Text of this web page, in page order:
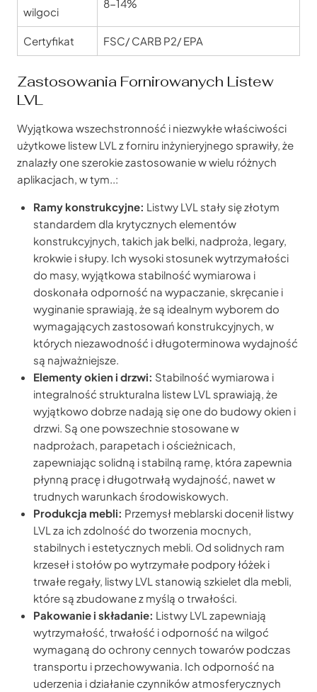
wilgoci
8-14%
Certyfikat FSC/ CARB P2/ EPA
Zastosowania Fornirowanych Listew
LVL
Wyjątkowa wszechstronność i niezwykłe właściwości
użytkowe listew LVL z forniru inżynieryjnego sprawiły, że
znalazły one szerokie zastosowanie w wielu różnych
aplikacjach, w tym..:
Ramy konstrukcyjne: Listwy LVL stały się złotym
standardem dla krytycznych elementów
konstrukcyjnych, takich jak belki, nadproża, legary,
krokwie i słupy. Ich wysoki stosunek wytrzymałości
do masy, wyjątkowa stabilność wymiarowa i
doskonała odporność na wypaczanie, skręcanie i
wyginanie sprawiają, że są idealnym wyborem do
wymagających zastosowań konstrukcyjnych, w
których niezawodność i długoterminowa wydajność
są najważniejsze.
Elementy okien i drzwi: Stabilność wymiarowa i
integralność strukturalna listew LVL sprawiają, że
wyjątkowo dobrze nadają się one do budowy okien i
drzwi. Są one powszechnie stosowane w
nadprożach, parapetach i ościeżnicach,
zapewniając solidną i stabilną ramę, która zapewnia
płynną pracę i długotrwałą wydajność, nawet w
trudnych warunkach środowiskowych.
Produkcja mebli: Przemysł meblarski docenił listwy
LVL za ich zdolność do tworzenia mocnych,
stabilnych i estetycznych mebli. Od solidnych ram
krzeseł i stołów po wytrzymałe podpory łóżek i
trwałe regały, listwy LVL stanowią szkielet dla mebli,
które są zbudowane z myślą o trwałości.
Pakowanie i składanie: Listwy LVL zapewniają
wytrzymałość, trwałość i odporność na wilgoć
wymaganą do ochrony cennych towarów podczas
transportu i przechowywania. Ich odporność na
uderzenia i działanie czynników atmosferycznych